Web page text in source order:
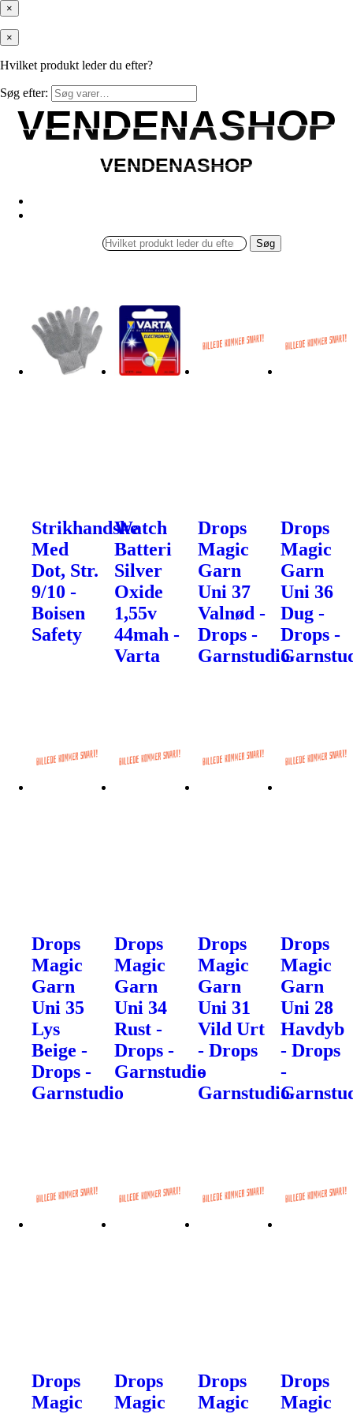
×
×
Hvilket produkt leder du efter?
Søg efter:
VENDENASHOP
VENDENASHOP
VENDENASHOP
VENDENASHOP
Søg
Strikhandske
Med
Dot, Str.
9/10 -
Boisen
Safety
Watch
Batteri
Silver
Oxide
1,55v
44mah -
Varta
Drops
Magic
Garn
Uni 37
Valnød -
Drops -
Garnstudio
Drops
Magic
Garn
Uni 36
Dug -
Drops -
Drops
Magic
Garn
Uni 35
Lys
Beige -
Drops -
Garnstudio
Drops
Magic
Garn
Uni 34
Rust -
Drops -
Garnstudio
Drops
Magic
Garn
Uni 31
Vild Urt
- Drops
-
Garnstudio
Drops
Magic
Garn
Uni 28
Havdyb
- Drops
-
Drops
Magic
Drops
Magic
Drops
Magic
Drops
Magic